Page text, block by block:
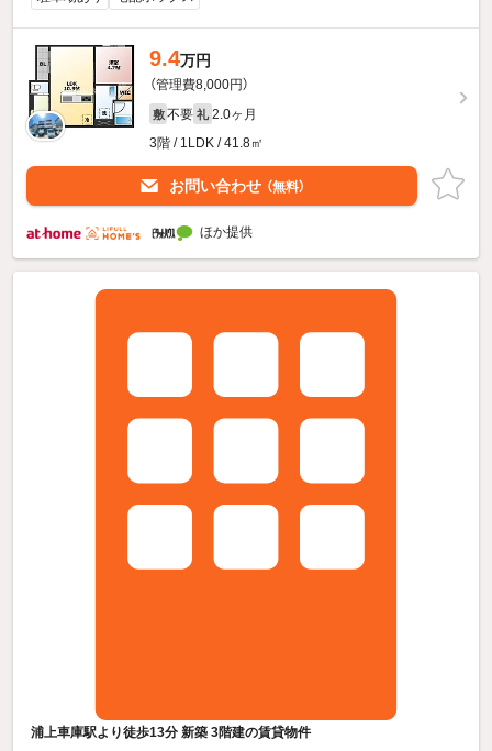
9.4万円
（管理費8,000円）
敷 不要 礼 2.0ヶ月
3階 / 1LDK / 41.8㎡
お問い合わせ （無料）
ほか提供
浦上車庫駅より徒歩13分 新築 3階建の賃貸物件